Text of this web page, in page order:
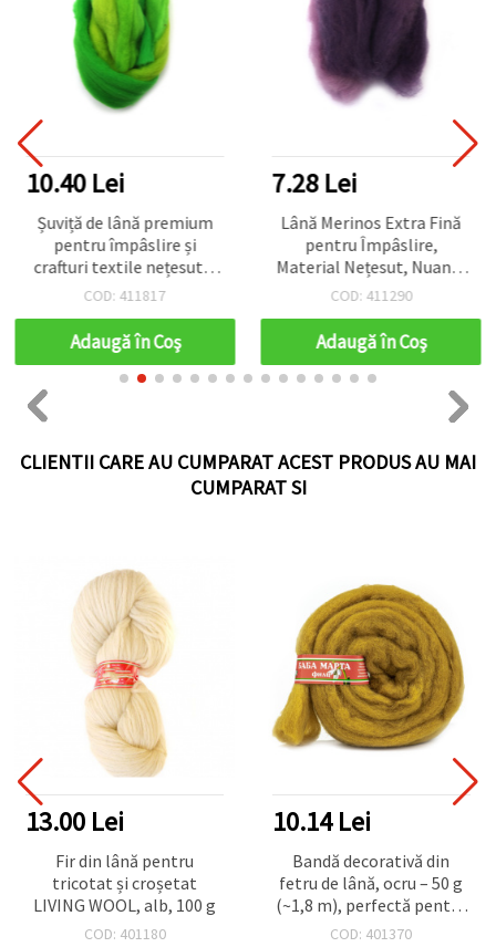
10.40 Lei
Șuviță de lână premium
pentru împâslire și
crafturi textile nețesute,
nuanțe asortate de verde
COD: 411817
Adaugă în Coş
7.28 Lei
Lână Merinos Extra Fină
pentru Împâslire,
Material Nețesut, Nuanțe
Mov Asortate – 25 g
COD: 411290
Adaugă în Coş
CLIENTII CARE AU CUMPARAT ACEST PRODUS AU MAI
CUMPARAT SI
13.00 Lei
Fir din lână pentru
tricotat și croșetat
LIVING WOOL, alb, 100 g
COD: 401180
10.14 Lei
Bandă decorativă din
fetru de lână, ocru – 50 g
(~1,8 m), perfectă pentru
proiecte handmade,
COD: 401370